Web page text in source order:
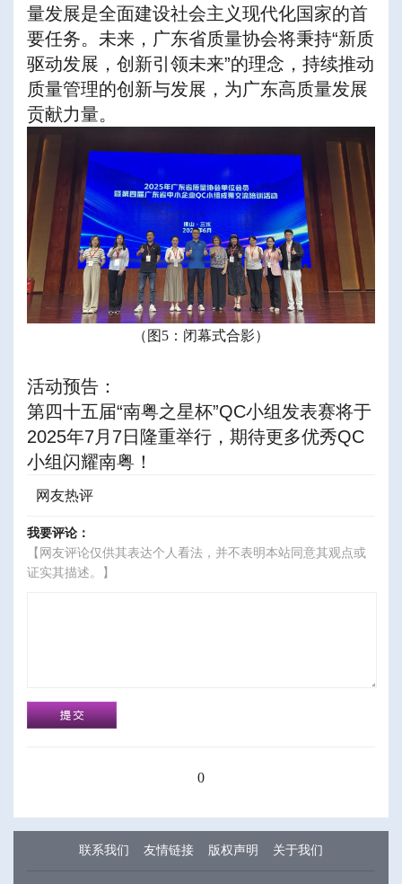
量发展是全面建设社会主义现代化国家的首
要任务。未来，广东省质量协会将秉持“新质
驱动发展，创新引领未来”的理念，持续推动
质量管理的创新与发展，为广东高质量发展
贡献力量。
（图5：闭幕式合影）
活动预告：
第四十五届“南粤之星杯”QC小组发表赛将于
2025年7月7日隆重举行，期待更多优秀QC
小组闪耀南粤！
网友热评
我要评论：
【网友评论仅供其表达个人看法，并不表明本站同意其观点或
证实其描述。】
0
联系我们 友情链接 版权声明 关于我们